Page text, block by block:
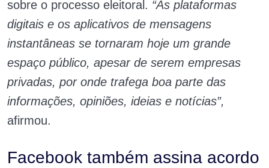
sobre o processo eleitoral. “As plataformas
digitais e os aplicativos de mensagens
instantâneas se tornaram hoje um grande
espaço público, apesar de serem empresas
privadas, por onde trafega boa parte das
informações, opiniões, ideias e notícias”,
afirmou.
Facebook também assina acordo